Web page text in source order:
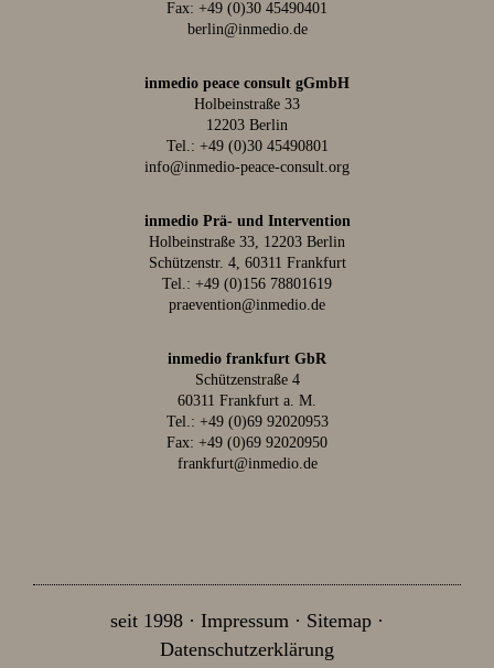
Fax: +49 (0)30 45490401
berlin@inmedio.de
inmedio peace consult gGmbH
Holbeinstraße 33
12203 Berlin
Tel.: +49 (0)30 45490801
info@inmedio-peace-consult.org
inmedio Prä- und Intervention
Holbeinstraße 33, 12203 Berlin
Schützenstr. 4, 60311 Frankfurt
Tel.: +49 (0)156 78801619
praevention@inmedio.de
inmedio frankfurt GbR
Schützenstraße 4
60311 Frankfurt a. M.
Tel.: +49 (0)69 92020953
Fax: +49 (0)69 92020950
frankfurt@inmedio.de
seit 1998 Impressum
Sitemap
Datenschutzerklärung